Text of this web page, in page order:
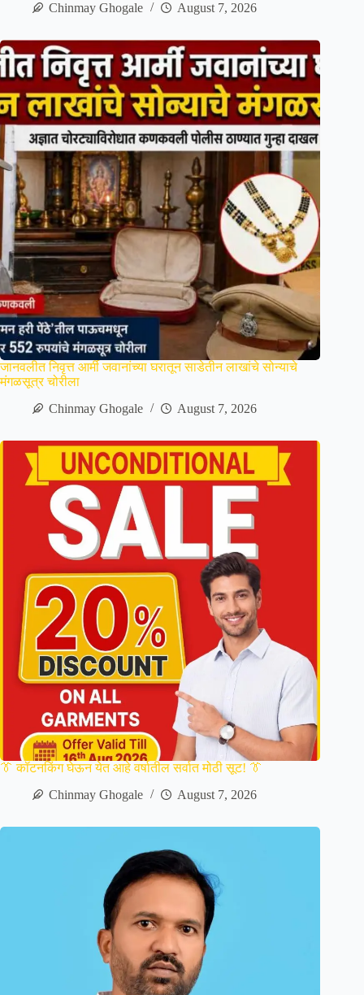
Chinmay Ghogale
August 7, 2026
जानवलीत निवृत्त आर्मी जवानांच्या घरातून साडेतीन लाखांचे सोन्याचे
मंगळसूत्र चोरीला
Chinmay Ghogale
August 7, 2026
👔 कॉटनकिंग घेऊन येत आहे वर्षातील सर्वात मोठी सूट! 👔
Chinmay Ghogale
August 7, 2026